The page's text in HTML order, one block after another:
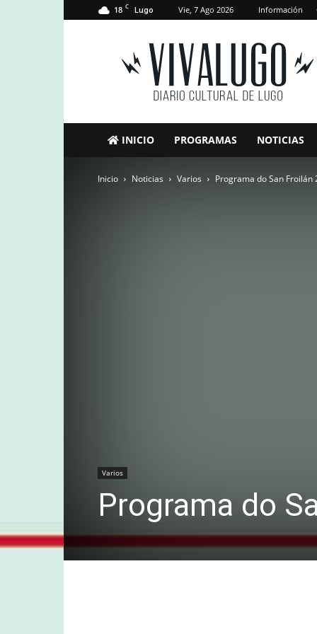
18 C Lugo Vie, 7 Ago 2026 Información
VivaLugo
INICIO PROGRAMAS NOTICIAS
Inicio Noticias Varios Programa do San Froilán
Varios
Programa do